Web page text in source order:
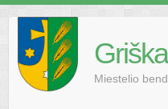
Miestelio